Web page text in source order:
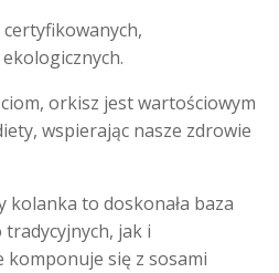
orkisz jest wartościowym
wspierając nasze zdrowie
to doskonała baza
jak i
komponuje się z sosami